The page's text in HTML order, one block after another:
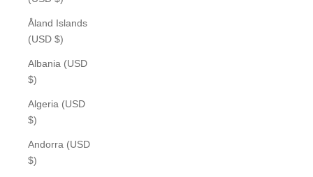
Åland Islands
(USD $)
Albania (USD
$)
Algeria (USD
$)
Andorra (USD
$)